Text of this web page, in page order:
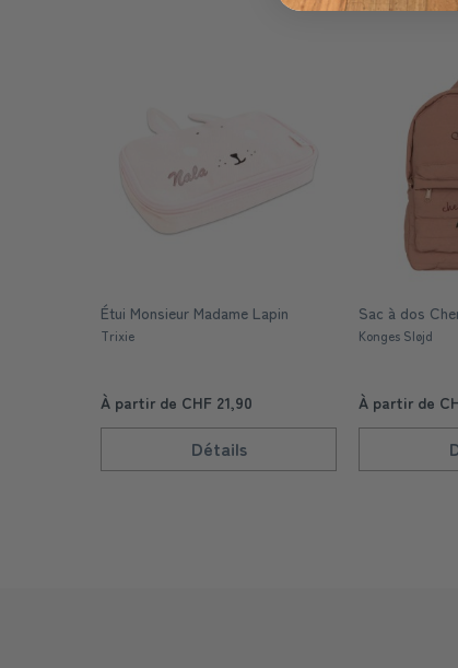
Étui Monsieur Madame Lapin
Trixie
À partir de CHF 21,90
Détails
Sac à dos
Konges Sløjd
À partir de